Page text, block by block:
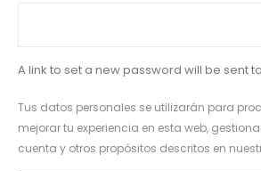
A link to set a new password will be sent
Tus datos personales se utilizarán para
mejorar tu experiencia en esta web,
cuenta y otros propósitos descritos en